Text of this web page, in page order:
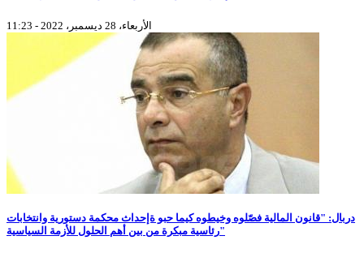
الأربعاء، 28 ديسمبر، 2022 - 11:23
دربال: "قانون المالية فصّلوه وخيطوه كيما حبو ةإحداث محكمة دستورية وانتخابات
رئاسية مبكرة من بين أهم الحلول للأزمة السياسية"